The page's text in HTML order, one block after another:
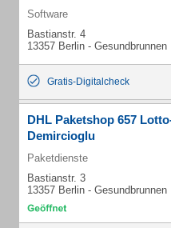
Software
Bastianstr. 4
13357 Berlin - Gesundbrunnen
Gratis-Digitalcheck
DHL Paketshop 657
Demircioglu
Paketdienste
Bastianstr. 3
13357 Berlin - Gesundbrunnen